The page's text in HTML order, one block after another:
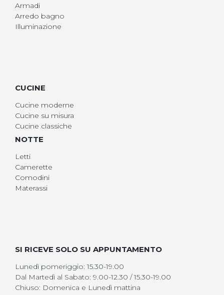
Armadi
Arredo bagno
Illuminazione
CUCINE
Cucine moderne
Cucine su misura
Cucine classiche
NOTTE
Letti
Camerette
Comodini
Materassi
SI RICEVE SOLO SU APPUNTAMENTO
Lunedì pomeriggio: 15.30-19.00
Dal Martedì al Sabato: 9.00-12.30 / 15.30-19.00
Chiuso: Domenica e Lunedì mattina